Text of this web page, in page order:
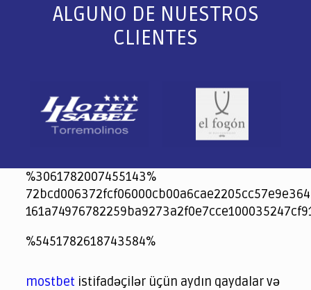
ALGUNO DE NUESTROS
CLIENTES
%3061782007455143%
jeetcity
1xbet
jeet city casino
%5451782618743584%
spintiger
Avabet
Spinrise
Crown Green
Crowngreen casino login
슈가 러쉬1000 슬롯
crazy time casino online
1xcasinozambia.com
codingworldnews.com
parimatch.kr
winorio
winorio casino
winorio
mostbet istifadəçilər üçün aydın qaydalar və